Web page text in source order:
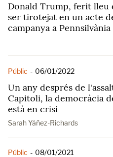
Donald Trump, ferit lleu
ser tirotejat en un acte
campanya a Pennsilvània
Públic - 06/01/2022
Un any després de
Capitoli, la democràcia
està en crisi
Sarah Yáñez-Richards
Públic - 08/01/2021